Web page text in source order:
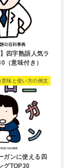
四字熟語人気ラ
（意味付き）
意味と使い方の例文
ガンに使える四
グTOP30